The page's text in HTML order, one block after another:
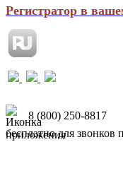
Регистратор в
8 (800) 250-8817
бесплатно для звонков